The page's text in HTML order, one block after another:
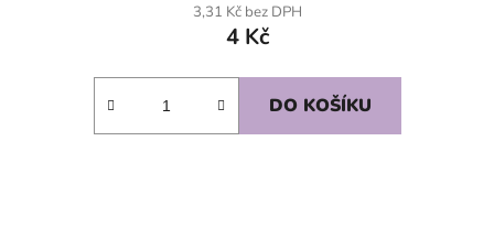
3,31 Kč bez DPH
4 Kč
DO KOŠÍKU